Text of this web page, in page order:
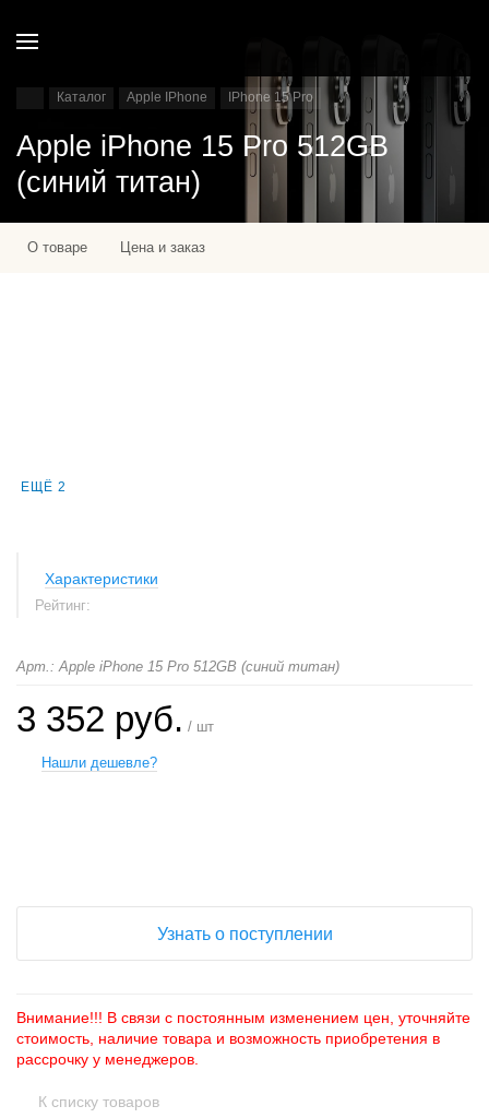
Каталог Apple IPhone IPhone 15 Pro
Apple iPhone 15 Pro 512GB
(синий титан)
О товаре Цена и заказ
ЕЩЁ 2
Характеристики
Рейтинг:
Арт.: Apple iPhone 15 Pro 512GB (синий титан)
3 352 руб. / шт
Нашли дешевле?
Узнать о поступлении
Внимание!!! В связи с постоянным изменением цен, уточняйте
стоимость, наличие товара и возможность приобретения в
рассрочку у менеджеров.
К списку товаров